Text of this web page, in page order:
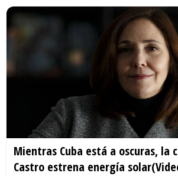
Mientras Cuba está a oscuras, la
Castro estrena energía